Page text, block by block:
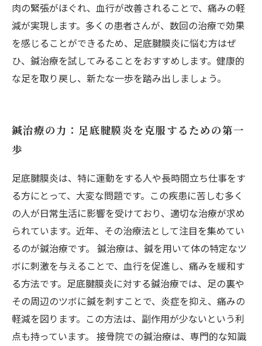
肉の緊張がほぐれ、血行が改善されることで、痛みの軽
減が実現します。多くの患者さんが、数回の治療で効果
を感じることができるため、足底腱膜炎に悩む方はぜ
ひ、鍼治療を試してみることをおすすめします。健康的
な足を取り戻し、新たな一歩を踏み出しましょう。
鍼治療の力：足底腱膜炎を克服するための第一
歩
足底腱膜炎は、特に運動をする人や長時間立ち仕事をす
る方にとって、大変な問題です。この疾患に苦しむ多く
の人が日常生活に影響を受けており、適切な治療が求め
られています。近年、その治療法として注目を集めてい
るのが鍼治療です。 鍼治療は、鍼を用いて体の特定なツ
ボに刺激を与えることで、血行を促進し、痛みを緩和す
る方法です。足底腱膜炎に対する鍼治療では、足の裏や
その周辺のツボに鍼を刺すことで、炎症を抑え、痛みの
軽減を図ります。この方法は、副作用が少ないという利
点も持っています。 接骨院での鍼治療は、専門的な知識